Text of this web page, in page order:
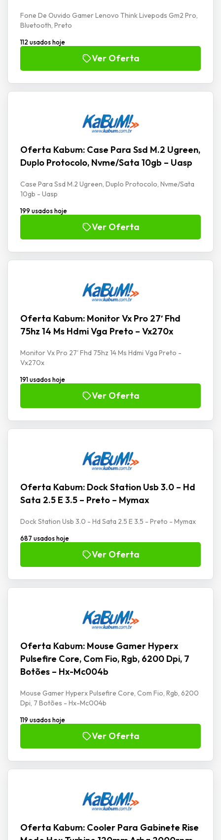
Fone De Ouvido Gamer Lenovo Think Livepods Gm2 Pro,
Bluetooth, Preto
112 usados hoje
Ver Oferta
Oferta Kabum: Case Para Ssd M.2 Ugreen,
Duplo Protocolo, Nvme/Sata 10gb – Uasp
Case Para Ssd M.2 Ugreen, Duplo Protocolo, Nvme/Sata
10gb - Uasp
199 usados hoje
Ver Oferta
Oferta Kabum: Monitor Vx Pro 27′ Fhd
75hz 14 Ms Hdmi Vga Preto – Vx270x
Monitor Vx Pro 27' Fhd 75hz 14 Ms Hdmi Vga Preto -
Vx270x
191 usados hoje
Ver Oferta
Oferta Kabum: Dock Station Usb 3.0 – Hd
Sata 2.5 E 3.5 – Preto – Mymax
Dock Station Usb 3.0 - Hd Sata 2.5 E 3.5 - Preto - Mymax
687 usados hoje
Ver Oferta
Oferta Kabum: Mouse Gamer Hyperx
Pulsefire Core, Com Fio, Rgb, 6200 Dpi, 7
Botões – Hx-Mc004b
Mouse Gamer Hyperx Pulsefire Core, Com Fio, Rgb, 6200
Dpi, 7 Botões - Hx-Mc004b
119 usados hoje
Ver Oferta
Oferta Kabum: Cooler Para Gabinete Rise